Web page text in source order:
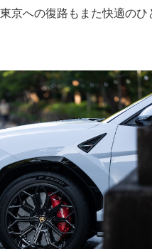
京への復路もまた快適のひ